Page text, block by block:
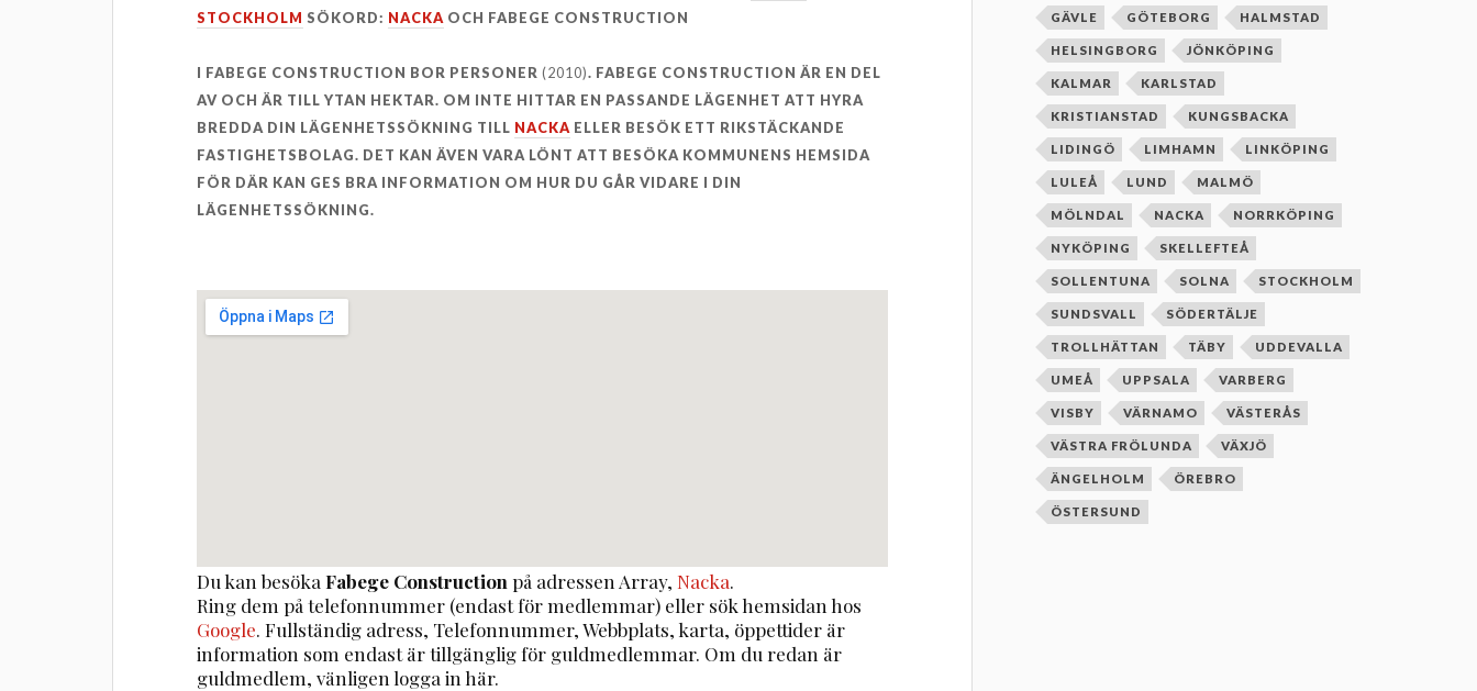
STOCKHOLM SÖKORD: NACKA OCH FABEGE CONSTRUCTION
I FABEGE CONSTRUCTION BOR PERSONER(2010). FABEGE CONSTRUCTION ÄR EN DEL
AV OCH ÄR TILL YTAN HEKTAR. OM INTE HITTAR EN PASSANDE LÄGENHET ATT HYRA
BREDDA DIN LÄGENHETSSÖKNING TILL NACKA ELLER BESÖK ETT RIKSTÄCKANDE
FASTIGHETSBOLAG. DET KAN ÄVEN VARA LÖNT ATT BESÖKA KOMMUNENS HEMSIDA
FÖR DÄR KAN GES BRA INFORMATION OM HUR DU GÅR VIDARE I DIN
LÄGENHETSSÖKNING.
Du kan besökaFabege Construction på adressen Array,Nacka.
Ring dem på telefonnummer (endast för medlemmar) eller sök hemsidan hos
Google. Fullständig adress, Telefonnummer, Webbplats, karta, öppettider är
information som endast är tillgänglig för guldmedlemmar. Om du redan är
guldmedlem, vänligen logga in här.
n
GÄVLE GÖTEBORG HALMSTAD
HELSINGBORG JÖNKÖPING
KALMAR KARLSTAD
KRISTIANSTAD KUNGSBACKA
LIDINGÖ LIMHAMN LINKÖPING
LULEÅ LUND MALMÖ
MÖLNDAL NACKA NORRKÖPING
NYKÖPING SKELLEFTEÅ
SOLLENTUNA SOLNA STOCKHOLM
SUNDSVALL SÖDERTÄLJE
TROLLHÄTTAN TÄBY UDDEVALLA
UMEÅ UPPSALA VARBERG
VISBY VÄRNAMO VÄSTERÅS
VÄSTRA FRÖLUNDA VÄXJÖ
ÄNGELHOLM ÖREBRO
ÖSTERSUND